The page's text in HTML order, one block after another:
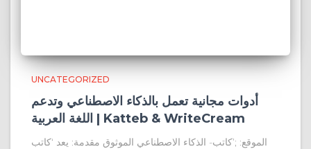
UNCATEGORIZED
أدوات مجانية تعمل بالذكاء الاصطناعي وتدعم
اللغة العربية | Katteb & WriteCream
الموقع: ;’كاتب- الذكاء الاصطناعي الموثوق مقدمة: يعد ‘كاتب